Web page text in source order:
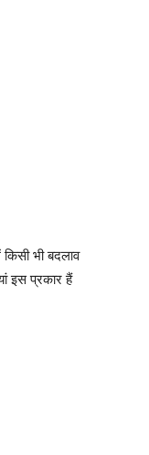
भी बदलाव
इस प्रकार हैं